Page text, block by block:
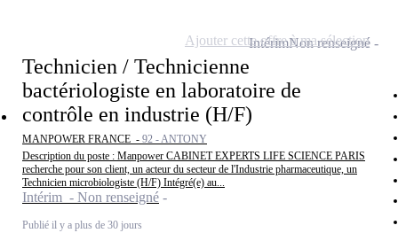
Technicien / Technicienne
bactériologiste en laboratoire de
contrôle en industrie (H/F)
MANPOWER FRANCE - 92 - ANTONY
Description du poste : Manpower CABINET EXPERTS LIFE SCIENCE PARIS
recherche pour son client, un acteur du secteur de l'Industrie pharmaceutique, un
Technicien microbiologiste (H/F) Intégré(e) au...
Intérim - Non renseigné
Publié il y a plus de 30 jours
IntérimNon renseigné
Ajouter cette offre à ma sélection